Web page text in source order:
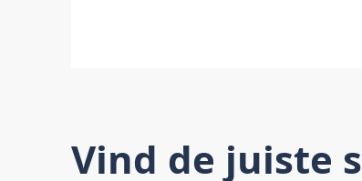
Vind de juiste